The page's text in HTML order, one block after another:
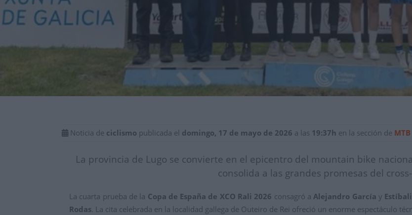
Noticia de ciclismo publicada el domingo, 17 de mayo de 2026 a las 19:37h en la sección de MTB
La provincia de Lugo se convierte en el epicentro del mountain bike
consolida a las grandes promesas del
La cuarta prueba de la Copa de España de XCO Rali 2026 consagró aAlejandro García y
Rodas. La cita celebrada en la localidad gallega de Outeiro de Rei ofreció un enorme espectáculo